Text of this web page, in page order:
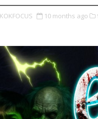
10 months ago